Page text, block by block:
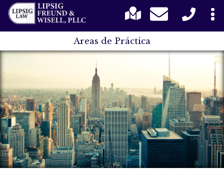
Areas de Práctica